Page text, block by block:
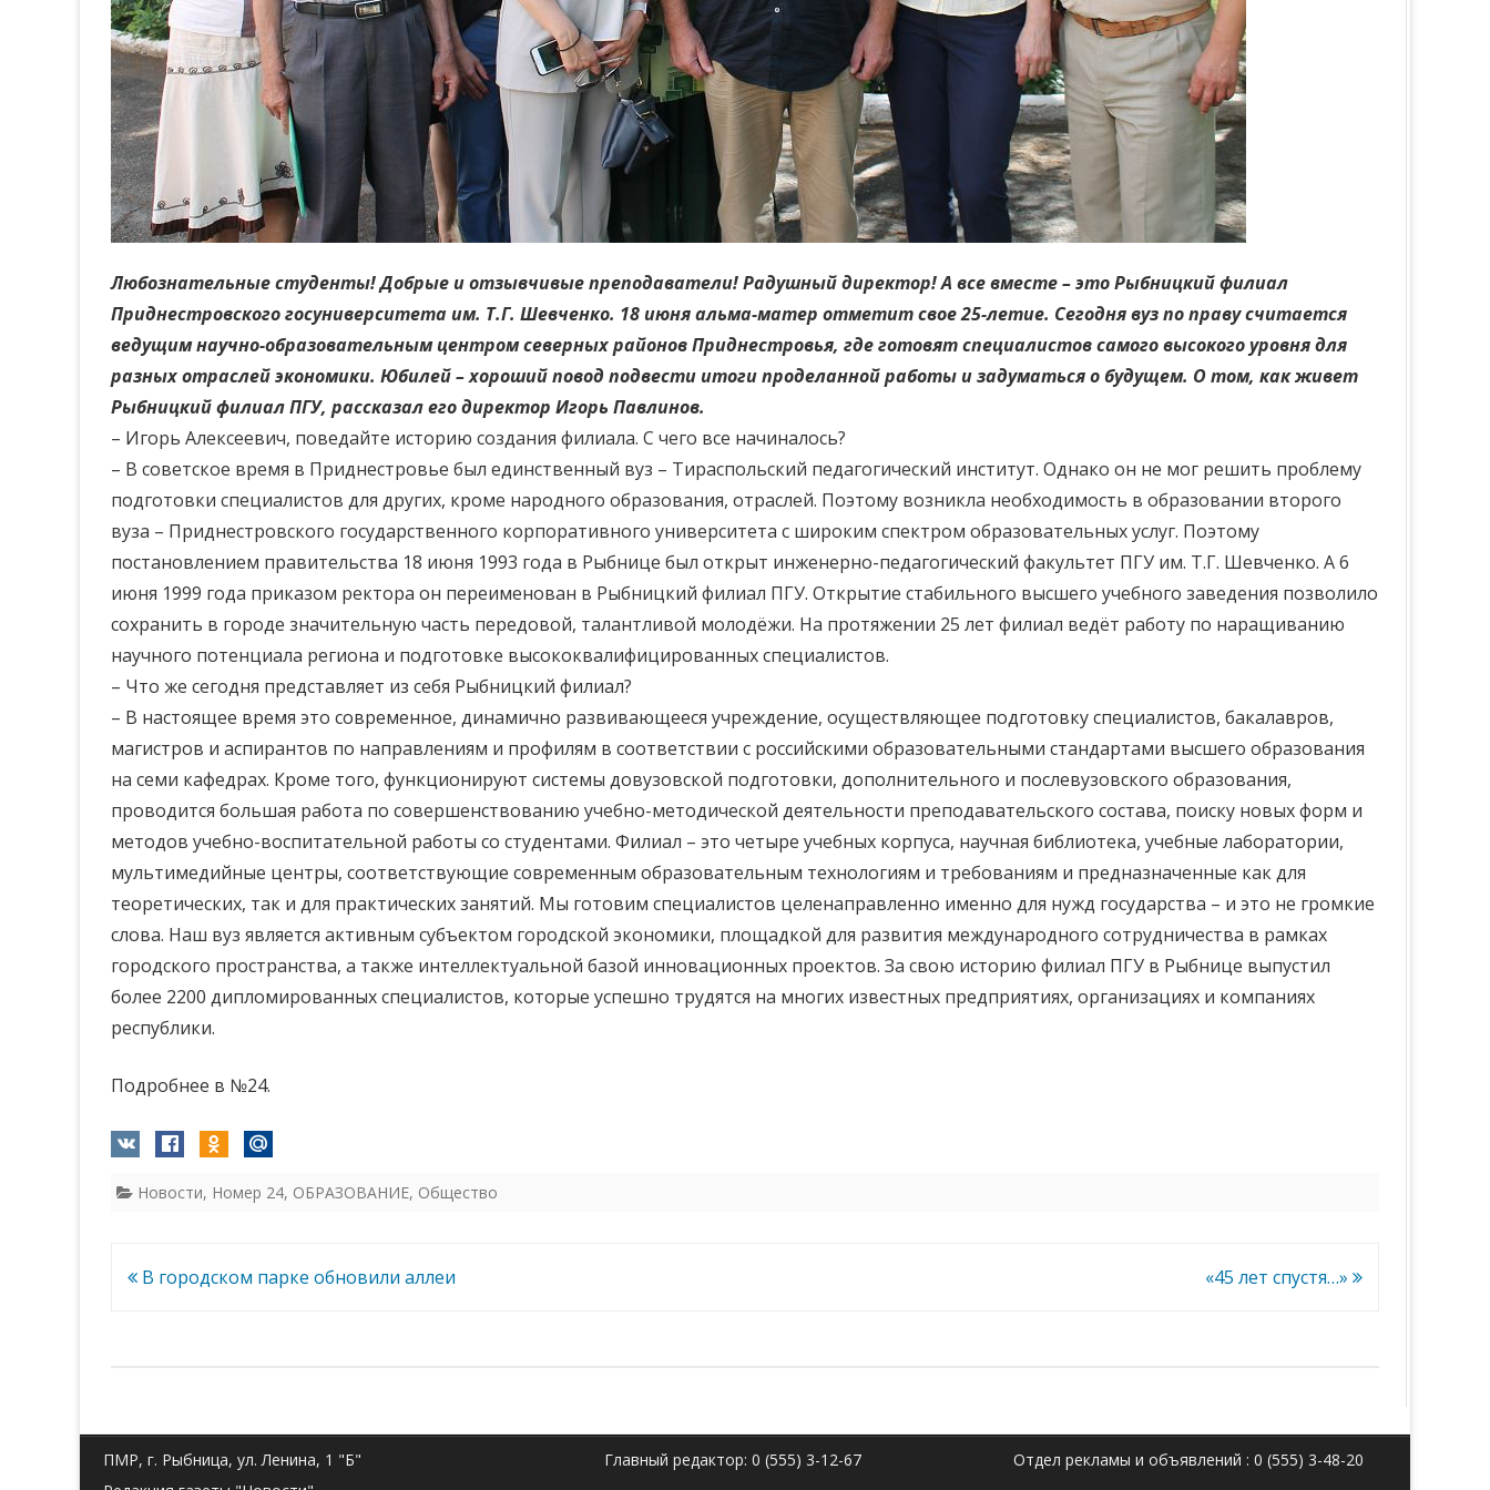
Любознательные студенты! Добрые и отзывчивые преподаватели! Радушный директор! А все вместе – это Рыбницкий филиал
Приднестровского госуниверситета им. Т.Г. Шевченко. 18 июня альма-матер отметит свое 25-летие. Сегодня вуз по праву считается
ведущим научно-образовательным центром северных районов Приднестровья, где готовят специалистов самого высокого уровня для
разных отраслей экономики. Юбилей – хороший повод подвести итоги проделанной работы и задуматься о будущем. О том, как живет
Рыбницкий филиал ПГУ, рассказал его директор Игорь Павлинов.
– Игорь Алексеевич, поведайте историю создания филиала. С чего все начиналось?
– В советское время в Приднестровье был единственный вуз – Тираспольский педагогический институт. Однако он не мог решить проблему
подготовки специалистов для других, кроме народного образования, отраслей. Поэтому возникла необходимость в образовании второго
вуза – Приднестровского государственного корпоративного университета с широким спектром образовательных услуг. Поэтому
постановлением правительства 18 июня 1993 года в Рыбнице был открыт инженерно-педагогический факультет ПГУ им. Т.Г. Шевченко. А 6
июня 1999 года приказом ректора он переименован в Рыбницкий филиал ПГУ. Открытие стабильного высшего учебного заведения позволило
сохранить в городе значительную часть передовой, талантливой молодёжи. На протяжении 25 лет филиал ведёт работу по наращиванию
научного потенциала региона и подготовке высококвалифицированных специалистов.
– Что же сегодня представляет из себя Рыбницкий филиал?
– В настоящее время это современное, динамично развивающееся учреждение, осуществляющее подготовку специалистов, бакалавров,
магистров и аспирантов по направлениям и профилям в соответствии с российскими образовательными стандартами высшего образования
на семи кафедрах. Кроме того, функционируют системы довузовской подготовки, дополнительного и послевузовского образования,
проводится большая работа по совершенствованию учебно-методической деятельности преподавательского состава, поиску новых форм и
методов учебно-воспитательной работы со студентами. Филиал – это четыре учебных корпуса, научная библиотека, учебные лаборатории,
мультимедийные центры, соответствующие современным образовательным технологиям и требованиям и предназначенные как для
теоретических, так и для практических занятий. Мы готовим специалистов целенаправленно именно для нужд государства – и это не громкие
слова. Наш вуз является активным субъектом городской экономики, площадкой для развития международного сотрудничества в рамках
городского пространства, а также интеллектуальной базой инновационных проектов. За свою историю филиал ПГУ в Рыбнице выпустил
более 2200 дипломированных специалистов, которые успешно трудятся на многих известных предприятиях, организациях и компаниях
республики.
Подробнее в №24.
Новости, Номер 24, ОБРАЗОВАНИЕ, Общество
Навигация
В городском парке обновили аллеи «45 лет спустя…»
ПМР, г. Рыбница, ул. Ленина, 1 "Б"
Главный редактор: 0 (555) 3-12-67 Отдел рекламы и объявлений : 0 (555) 3-48-20